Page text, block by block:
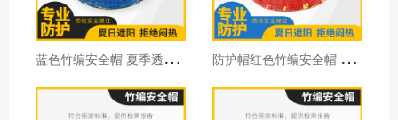
蓝
色竹编安全帽 夏季透气安全帽 工地竹子藤安全帽防护帽通用型 防
护帽红色竹编安全帽 夏季透气安全帽 工地竹子安全帽防护帽批发